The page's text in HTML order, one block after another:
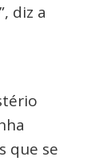
diz a
que se